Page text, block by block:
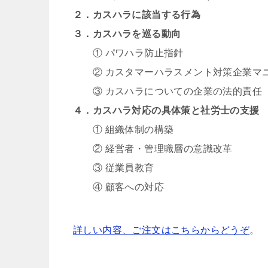
２．カスハラに該当する行為
３．カスハラを巡る動向
① パワハラ防止指針
② カスタマーハラスメント対策企業マ
③ カスハラについての企業の法的責任
４．カスハラ対応の具体策と社労士の支援
① 組織体制の構築
② 経営者・管理職層の意識改革
③ 従業員教育
④ 顧客への対応
詳しい内容、ご注文はこちらからどうぞ。